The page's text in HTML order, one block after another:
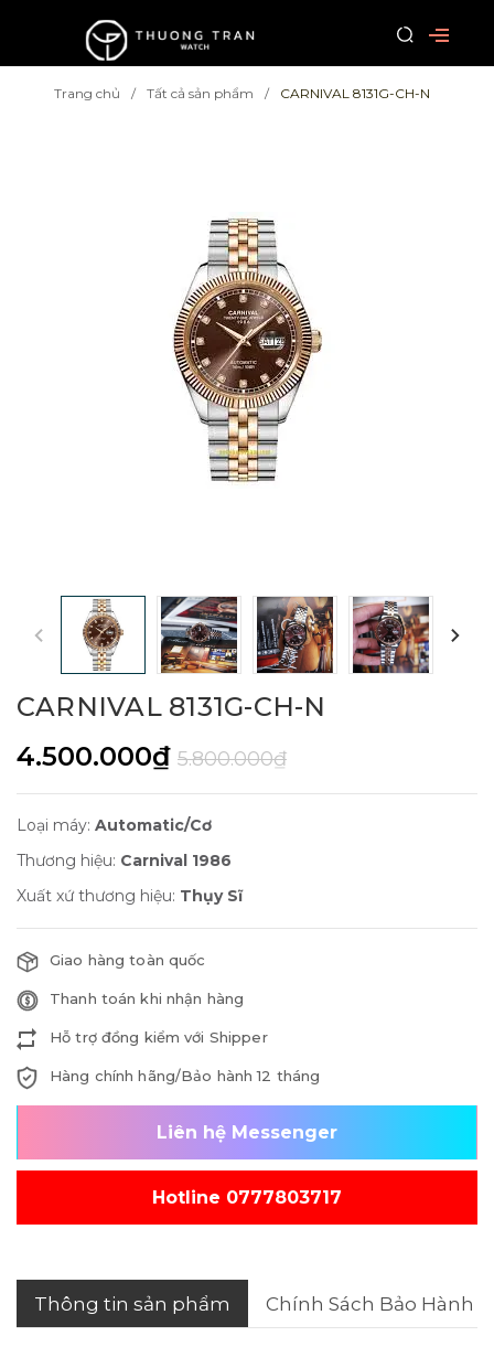
Trang chủ Tất cả sản phẩm CARNIVAL 8131G-CH-N
CARNIVAL 8131G-CH-N
4.500.000₫ 5.800.000₫
Loại máy: Automatic/Cơ
Thương hiệu: Carnival 1986
Xuất xứ thương hiệu: Thụy Sĩ
Giao hàng toàn quốc
Thanh toán khi nhận hàng
Hỗ trợ đồng kiểm với Shipper
Hàng chính hãng/Bảo hành 12 tháng
Liên hệ Messenger
Hotline 0777803717
Thông tin sản phẩm Chính Sách Bảo Hành